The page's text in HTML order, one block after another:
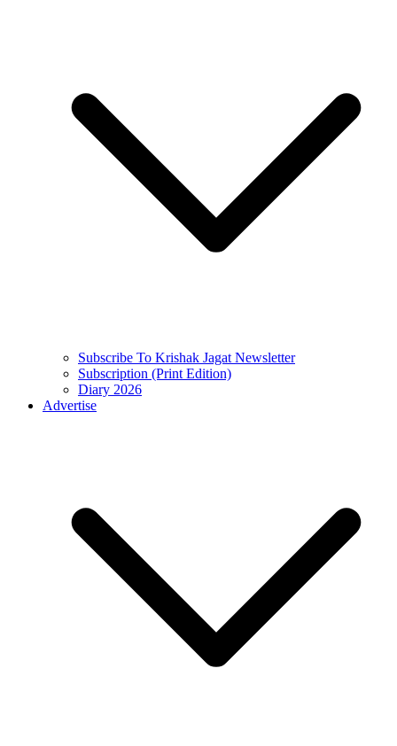
Subscribe To Krishak Jagat Newsletter
Subscription (Print Edition)
Diary 2026
Advertise